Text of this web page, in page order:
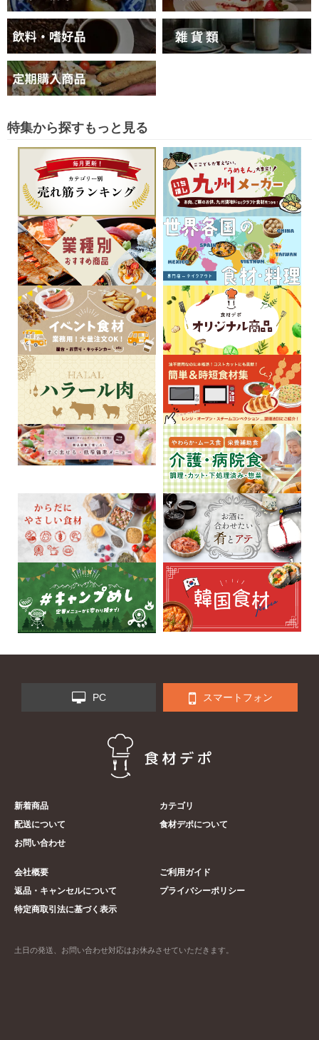
特集から探すもっと見る
PC スマートフォン
新着商品
カテゴリ
配送について
食材デポについて
お問い合わせ
会社概要
ご利用ガイド
返品・キャンセルについて
プライバシーポリシー
特定商取引法に基づく表示
土日の発送、お問い合わせ対応はお休みさせていただきます。